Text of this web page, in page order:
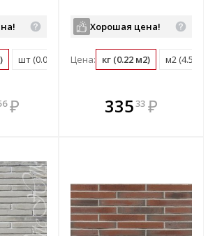
шт (0.02 м2) паллет (3600 м2)
₽
В комплекте
всегда выгоднее!
Хорошая цена!
Цена: кг (0.22 м2) м2 (4.5 кг)
33533 ₽